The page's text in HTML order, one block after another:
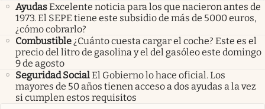
AyudasExcelente noticia para los que nacieron antes de
1973. El SEPE tiene este subsidio de más de 5000 euros,
¿cómo cobrarlo?
Combustible ¿Cuánto cuesta cargar el coche? Este es el
precio del litro de gasolina y el del gasóleo este domingo
9 de agosto
Seguridad SocialEl Gobierno lo hace oficial. Los
mayores de 50 años tienen acceso a dos ayudas a la vez
si cumplen estos requisitos